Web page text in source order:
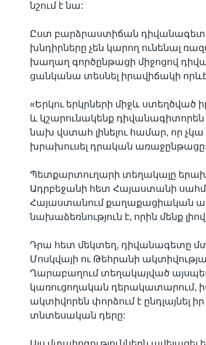
նշում է նա:
Ըստ բարձրաստիճան
խնդիրները չեն կարող ունենալ
խաղաղ գործընթացի միջոցով
ցանկանա տեսնել իրավիճակի որևէ
«Երկու երկրների միջև ստեղծված
և կշարունակենք դիվանագիտորեն
նախ վստահ լինելու համար, որ չկա
խրախուսել դրական
Պետքարտուղարի տեղակալը
Ադրբեջանի հետ Հայաստանի
Հայաստանում քաղաքացիական
նախաձեռնություն է, որին մենք
Դրա հետ մեկտեղ, դիվանագետը
Մոսկվայի ու Թեհրանի
Ղարաբաղում տեղակայված
կառուցողական դերակատարում,
ակտիվորեն փորձում է
տնտեսական դերը: